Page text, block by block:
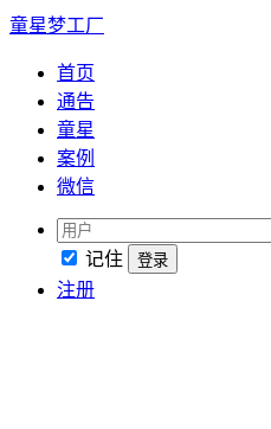
童星梦工厂
首页
通告
童星
案例
微信
记住 登录
注册